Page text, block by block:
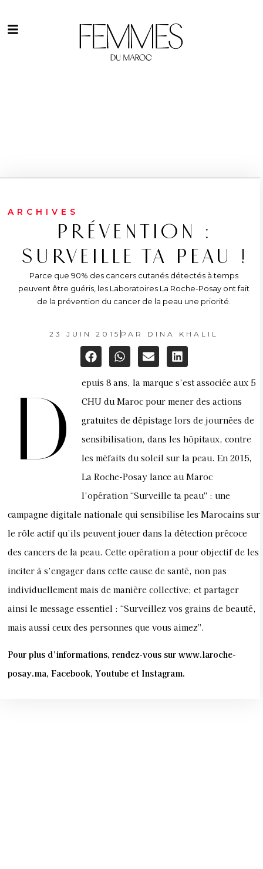
ARCHIVES
PRÉVENTION :
SURVEILLE TA PEAU !
Parce que 90% des cancers cutanés détectés à temps
peuvent être guéris, les Laboratoires La Roche-Posay ont fait
de la prévention du cancer de la peau une priorité.
23 JUIN 2015 PAR DINA KHALIL
D
epuis 8 ans, la marque s’est associée aux 5
CHU du Maroc pour mener des actions
gratuites de dépistage lors de journées de
sensibilisation, dans les hôpitaux, contre
les méfaits du soleil sur la peau. En 2015,
La Roche-Posay lance au Maroc
l’opération “Surveille ta peau” : une
campagne digitale nationale qui sensibilise les Marocains sur
le rôle actif qu’ils peuvent jouer dans la détection précoce
des cancers de la peau. Cette opération a pour objectif de les
inciter à s’engager dans cette cause de santé, non pas
individuellement mais de manière collective; et partager
ainsi le message essentiel : “Surveillez vos grains de beauté,
mais aussi ceux des personnes que vous aimez”.
Pour plus d’informations, rendez-vous sur www.laroche-
posay.ma, Facebook, Youtube et Instagram.